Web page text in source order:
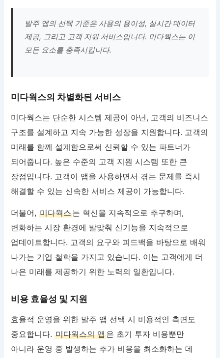
발주 앱의 선택 기준은 사용의 용이성, 실시간 데이터
제공, 그리고 고객 지원 서비스입니다. 미다웍스는 이
모든 요소를 충족시킵니다.
미다웍스의 차별화된 서비스
미다웍스는 단순한 시스템 제공이 아닌, 고객의 비즈니스
구조를 설계하고 지속 가능한 성장을 지원합니다. 고객의
미래를 함께 설계함으로써 신뢰할 수 있는 파트너가
되어줍니다. 높은 수준의 고객 지원 시스템 또한 큰
장점입니다. 고객이 앱을 사용하면서 겪는 문제를 즉시
해결할 수 있는 신속한 서비스 제공이 가능합니다.
더불어,미다웍스는 혁신을 지속적으로 추구하며,
변화하는 시장 환경에 발맞춰 신기능을 지속적으로
업데이트합니다. 고객의 요구와 피드백을 바탕으로 배워
나가는 기업 철학을 가지고 있습니다. 이는 고객에게 더
나은 미래를 제공하기 위한 노력의 일환입니다.
비용 효율성 및 지원
효율적 운영을 위한 발주 앱 선택 시 비용적인 측면도
중요합니다.미다웍스의 앱은 초기 투자 비용뿐만
아니라 운영 중 발생하는 추가 비용을 최소화하는 데